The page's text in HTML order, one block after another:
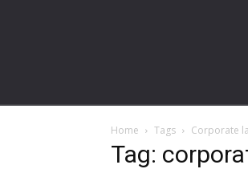
Home Tags Corporate
Tag: